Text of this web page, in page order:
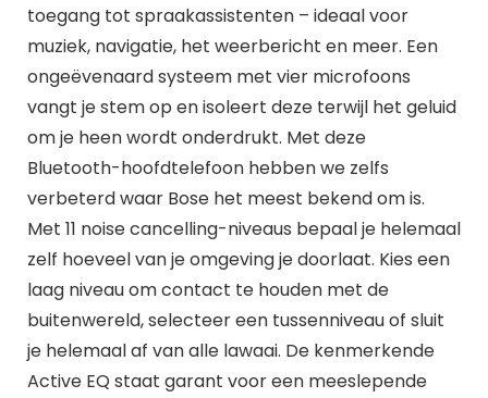
toegang tot spraakassistenten – ideaal voor
muziek, navigatie, het weerbericht en meer. Een
ongeëvenaard systeem met vier microfoons
vangt je stem op en isoleert deze terwijl het geluid
om je heen wordt onderdrukt. Met deze
Bluetooth-hoofdtelefoon hebben we zelfs
verbeterd waar Bose het meest bekend om is.
Met 11 noise cancelling-niveaus bepaal je helemaal
zelf hoeveel van je omgeving je doorlaat. Kies een
laag niveau om contact te houden met de
buitenwereld, selecteer een tussenniveau of sluit
je helemaal af van alle lawaai. De kenmerkende
Active EQ staat garant voor een meeslepende